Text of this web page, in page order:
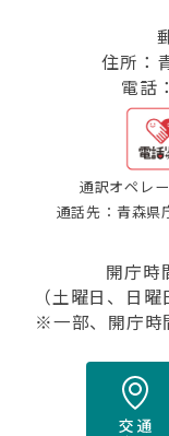
住所：
電話
通訳オペレ
通話先：青森
開庁時
（土曜日、日
※一部、開庁時